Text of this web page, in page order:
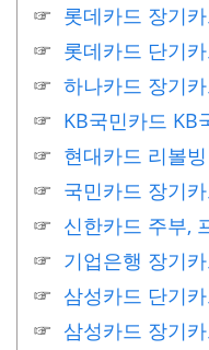
롯데카드 장기
롯데카드 단기
하나카드 장기
KB국민카드 KB
현대카드 리볼
국민카드 장기
신한카드 주부,
기업은행 장기
삼성카드 단기
삼성카드 장기